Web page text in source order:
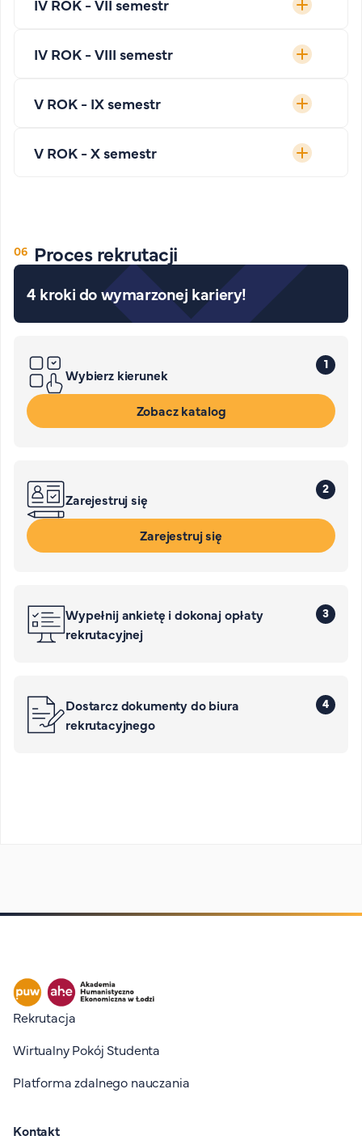
IV ROK - VII semestr
IV ROK - VIII semestr
V ROK - IX semestr
V ROK - X semestr
Proces rekrutacji
4 kroki do wymarzonej kariery!
1
Wybierz kierunek
Zobacz katalog
2
Zarejestruj się
Zarejestruj się
3
Wypełnij ankietę i dokonaj opłaty
rekrutacyjnej
4
Dostarcz dokumenty do biura
rekrutacyjnego
Stopka I
Rekrutacja
Wirtualny Pokój Studenta
Platforma zdalnego nauczania
Kontakt